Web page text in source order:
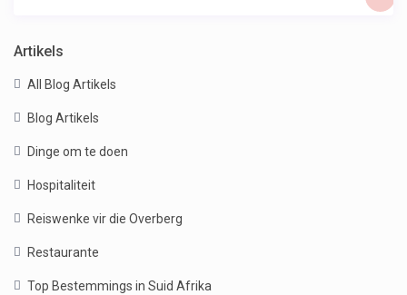
Artikels
All Blog Artikels
Blog Artikels
Dinge om te doen
Hospitaliteit
Reiswenke vir die Overberg
Restaurante
Top Bestemmings in Suid Afrika